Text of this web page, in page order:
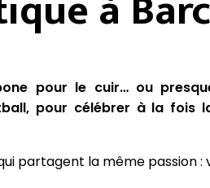
pour le cuir… ou
pour célébrer à la fois
partagent la même passion :